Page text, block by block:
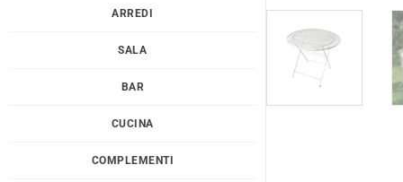
ARREDI
SALA
BAR
CUCINA
COMPLEMENTI